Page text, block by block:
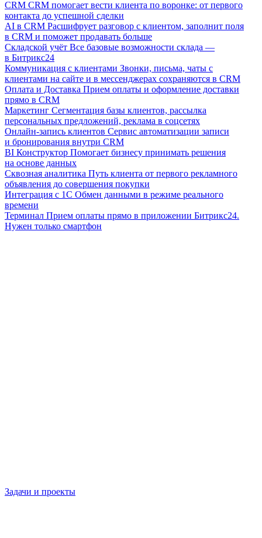
CRM CRM помогает вести клиента по воронке: от первого
контакта до успешной сделки
AI в CRM Расшифрует разговор с клиентом, заполнит поля
в CRM и поможет продавать больше
Складской учёт Все базовые возможности склада —
в Битрикс24
Коммуникация с клиентами Звонки, письма, чаты с
клиентами на сайте и в мессенджерах сохраняются в CRM
Оплата и Доставка Прием оплаты и оформление доставки
прямо в CRM
Маркетинг Сегментация базы клиентов, рассылка
персональных предложений, реклама в соцсетях
Онлайн-запись клиентов Сервис автоматизации записи
и бронирования внутри CRM
BI Конструктор Помогает бизнесу принимать решения
на основе данных
Сквозная аналитика Путь клиента от первого рекламного
объявления до совершения покупки
Интеграция с 1С Обмен данными в режиме реального
времени
Терминал Прием оплаты прямо в приложении Битрикс24.
Нужен только смартфон
Задачи и проекты